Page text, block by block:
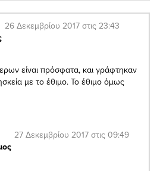
26 Δεκεμβρίου 2017 στις 23:43
είναι πρόσφατα, και γράφτηκαν
με το έθιμο. Το έθιμο όμως
27 Δεκεμβρίου 2017 στις 09:49